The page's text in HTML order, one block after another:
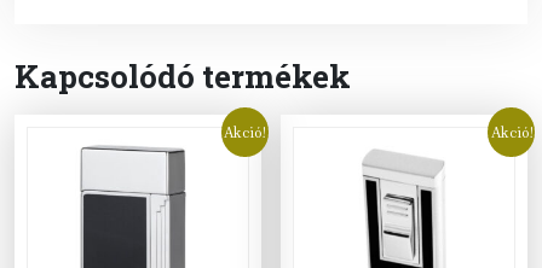
Kapcsolódó termékek
Akció! Akció!